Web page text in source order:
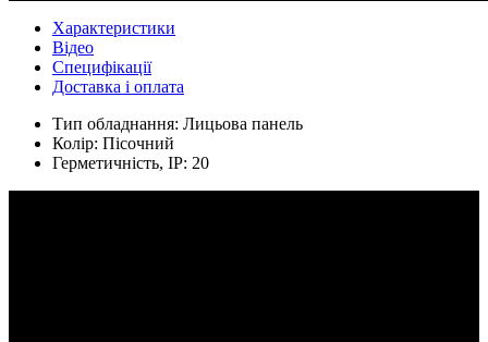
Характеристики
Відео
Специфікації
Доставка і оплата
Тип обладнання: Лицьова панель
Колір: Пісочний
Герметичність, IP: 20